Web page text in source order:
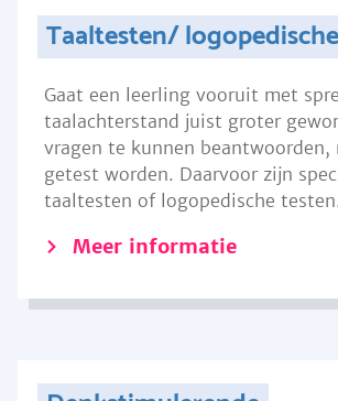
Taaltesten/
Gaat een leerling vooruit met
taalachterstand juist groter
vragen te kunnen beantwoorden,
getest worden. Daarvoor zijn
taaltesten of logopedische testen.
Meer informatie